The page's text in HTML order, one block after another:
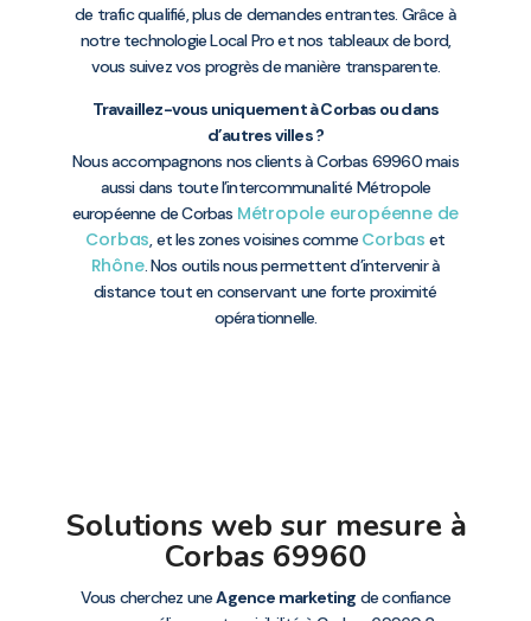
de trafic qualifié, plus de demandes entrantes. Grâce à
notre technologie Local Pro et nos tableaux de bord,
vous suivez vos progrès de manière transparente.
Travaillez-vous uniquement à Corbas ou dans
d’autres villes ?
Nous accompagnons nos clients à Corbas 69960 mais
aussi dans toute l’intercommunalité Métropole
européenne de Corbas Métropole européenne de
Corbas, et les zones voisines comme Corbas et
Rhône. Nos outils nous permettent d’intervenir à
distance tout en conservant une forte proximité
opérationnelle.
Solutions web sur mesure à
Corbas 69960
Vous cherchez uneAgence marketing de confiance